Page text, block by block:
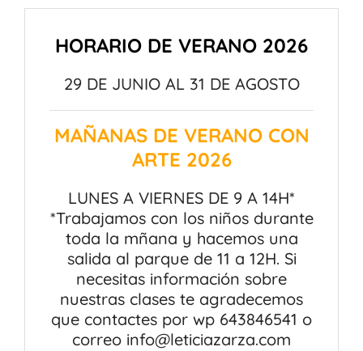
HORARIO DE VERANO 2026
29 DE JUNIO AL 31 DE AGOSTO
MAÑANAS DE VERANO CON
ARTE 2026
LUNES A VIERNES DE 9 A 14H*
*Trabajamos con los niños durante
toda la mñana y hacemos una
salida al parque de 11 a 12H. Si
necesitas información sobre
nuestras clases te agradecemos
que contactes por wp 643846541 o
correo info@leticiazarza.com